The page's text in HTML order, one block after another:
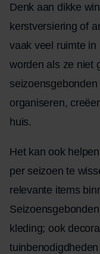
Denk aan dikke
kerstversiering of
vaak veel ruimte
worden als ze niet
organiseren,
huis.
Het kan ook
per seizoen te
relevante items
kleding; ook